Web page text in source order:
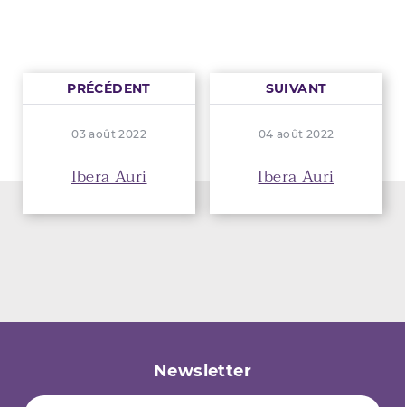
PRÉCÉDENT
03 août 2022
Ibera Auri
SUIVANT
04 août 2022
Ibera Auri
Newsletter